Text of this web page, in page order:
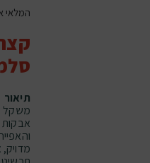
המלאי
תיאור
משקל